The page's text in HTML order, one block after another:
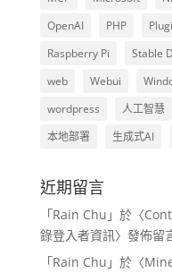
OpenAI
PHP
Raspberry Pi
Stable
web
Webui
wordpress
人工智慧
本地部署
生成式AI
近期留言
「Rain Chu 」於〈
錄登入者資訊〉發佈留
「Rain Chu 」於〈